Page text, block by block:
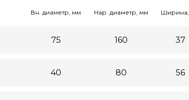
Вн. диаметр, мм Нар. диаметр, мм
75 160 37
40 80 56